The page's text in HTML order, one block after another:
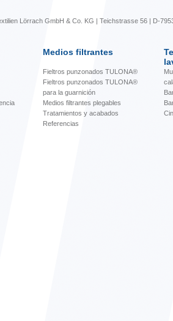
Lörrach GmbH & Co. KG | Teichstrasse 56 | D-
Medios filtrantes
Fieltros punzonados TULONA®
Fieltros punzonados TULONA®
para la guarnición
Medios filtrantes plegables
Tratamientos y acabados
Referencias